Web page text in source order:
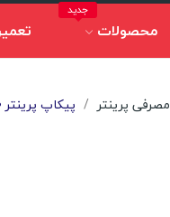
محصولات
جدید
مصرفی پرینتر پیکاپ پرینتر Hp 1010